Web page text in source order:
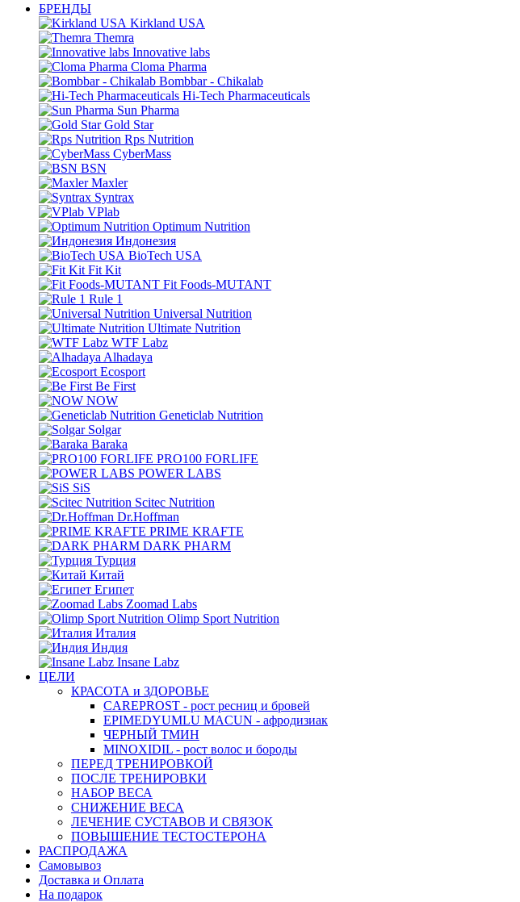
БРЕНДЫ
Kirkland USA
Themra
Innovative labs
Cloma Pharma
Bombbar - Chikalab
Hi-Tech Pharmaceuticals
Sun Pharma
Gold Star
Rps Nutrition
CyberMass
BSN
Maxler
Syntrax
VPlab
Optimum Nutrition
Индонезия
BioTech USA
Fit Kit
Fit Foods-MUTANT
Rule 1
Universal Nutrition
Ultimate Nutrition
WTF Labz
Alhadaya
Ecosport
Be First
NOW
Geneticlab Nutrition
Solgar
Baraka
PRO100 FORLIFE
POWER LABS
SiS
Scitec Nutrition
Dr.Hoffman
PRIME KRAFTE
DARK PHARM
Турция
Китай
Египет
Zoomad Labs
Olimp Sport Nutrition
Италия
Индия
Insane Labz
ЦЕЛИ
КРАСОТА и ЗДОРОВЬЕ
CAREPROST - рост ресниц и бровей
EPIMEDYUMLU MACUN - афродизиак
ЧЕРНЫЙ ТМИН
MINOXIDIL - рост волос и бороды
ПЕРЕД ТРЕНИРОВКОЙ
ПОСЛЕ ТРЕНИРОВКИ
НАБОР ВЕСА
СНИЖЕНИЕ ВЕСА
ЛЕЧЕНИЕ СУСТАВОВ И СВЯЗОК
ПОВЫШЕНИЕ ТЕСТОСТЕРОНА
РАСПРОДАЖА
Самовывоз
Доставка и Оплата
На подарок